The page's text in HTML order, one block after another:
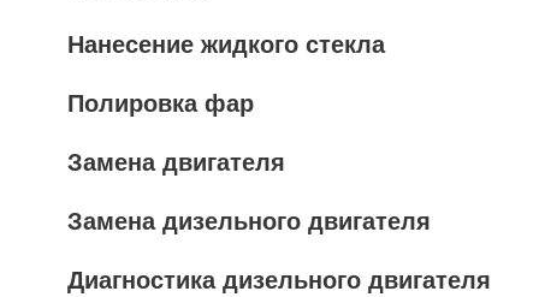
Нанесение жидкого стекла
Полировка фар
Замена двигателя
Замена дизельного двигателя
Диагностика дизельного двигателя